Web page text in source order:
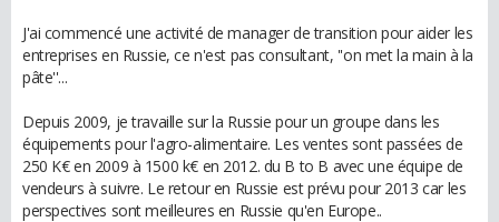
J'ai commencé une activité de manager de transition pour aider les
entreprises en Russie, ce n'est pas consultant, ''on met la main à la
pâte''...
Depuis 2009, je travaille sur la Russie pour un groupe dans les
équipements pour l'agro-alimentaire. Les ventes sont passées de
250 K€ en 2009 à 1500 k€ en 2012. du B to B avec une équipe de
vendeurs à suivre. Le retour en Russie est prévu pour 2013 car les
perspectives sont meilleures en Russie qu'en Europe..